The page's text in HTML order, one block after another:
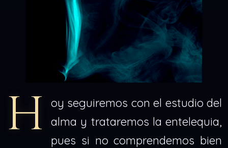
H
oy seguiremos con el estudio del
alma y trataremos la entelequia,
pues si no comprendemos bien